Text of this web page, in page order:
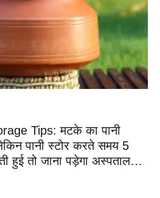
Tips: मटके का पानी
पानी स्टोर करते समय 5
हुई तो जाना पड़ेगा अस्पताल…